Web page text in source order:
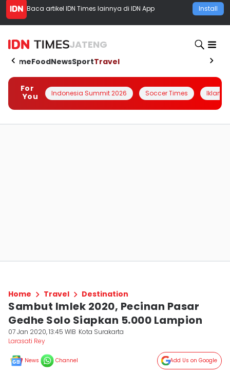
Baca artikel IDN Times lainnya di IDN App Install
JATENG
HomeFoodNewsSportTravel
For
You
Indonesia Summit 2026 Soccer Times Iklanin
Home Travel Destination
Sambut Imlek 2020, Pecinan Pasar
Gedhe Solo Siapkan 5.000 Lampion
07 Jan 2020, 13:45 WIB Kota Surakarta
Larasati Rey
News Channel Add Us on Google